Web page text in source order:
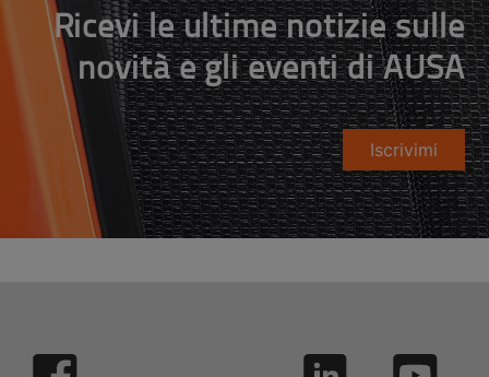
Ricevi le ultime notizie sulle
novità e gli eventi di AUSA
Iscrivimi